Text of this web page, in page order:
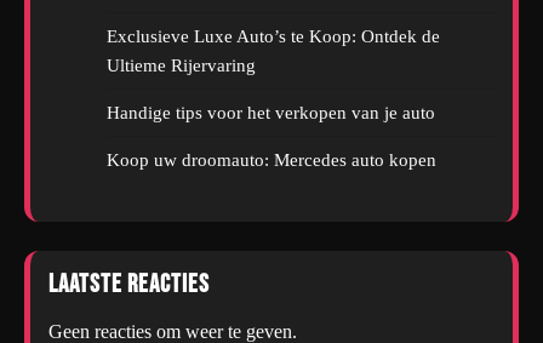
Exclusieve Luxe Auto’s te Koop: Ontdek de
Ultieme Rijervaring
Handige tips voor het verkopen van je auto
Koop uw droomauto: Mercedes auto kopen
Laatste reacties
Geen reacties om weer te geven.